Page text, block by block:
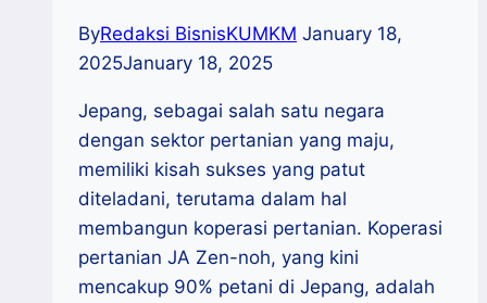
ByRedaksi BisnisKUMKM January 18,
2025January 18, 2025
Jepang, sebagai salah satu negara
dengan sektor pertanian yang maju,
memiliki kisah sukses yang patut
diteladani, terutama dalam hal
membangun koperasi pertanian. Koperasi
pertanian JA Zen-noh, yang kini
mencakup 90% petani di Jepang, adalah